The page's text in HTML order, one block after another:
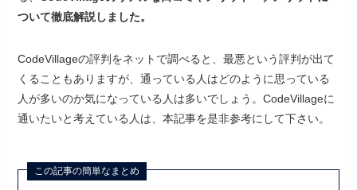
ついて徹底解説しました。
CodeVillageの評判をネットで調べると、最悪という評判が出て
くることもありますが、通っている人はどのように思っている
人が多いのか気になっている人は多いでしょう。CodeVillageに
通いたいと考えている人は、本記事を是非参考にして下さい。
この記事の簡単なまとめ